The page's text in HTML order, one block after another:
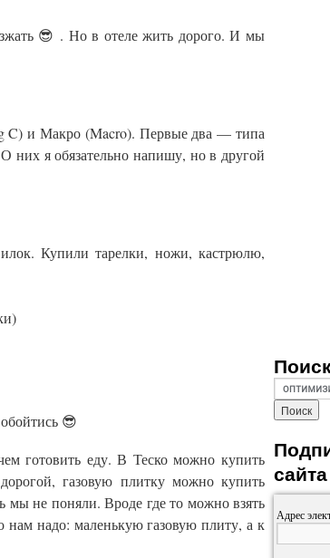
😎 . Но в отеле жить дорого. И мы
C) и Макро (Macro). Первые два — типа
я обязательно напишу, но в другой
Купили тарелки, ножи, кастрюлю,
😎
готовить еду. В Теско можно купить
газовую плитку можно купить
мы не поняли. Вроде где то можно взять
надо: маленькую газовую плиту, а к
сайта
Адрес